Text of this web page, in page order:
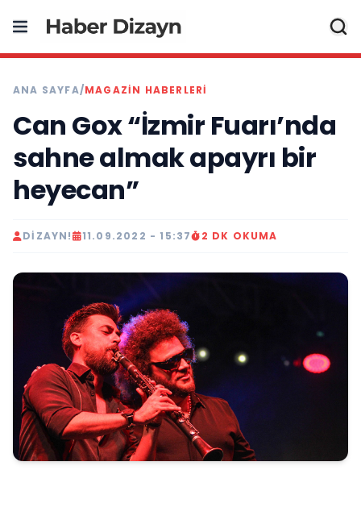
ANA SAYFA/MAGAZIN HABERLERI
Can Gox “İzmir Fuarı’nda
sahne almak apayrı bir
heyecan”
DIZAYN! 11.09.2022 - 15:37 2 DK OKUMA